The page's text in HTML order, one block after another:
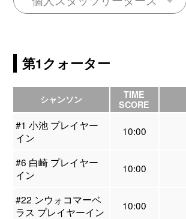
第1クォーター
シャンソン
TIME
SCORE
#1 小池 プレイヤー
イン
10:00
#6 白崎 プレイヤー
イン
10:00
#22 ンウォコマーベ
ラス プレイヤーイン
10:00